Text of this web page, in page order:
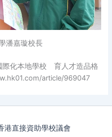
潘嘉璇校長
際化本地學校 育人才造品格
article/969047
直接資助學校議會